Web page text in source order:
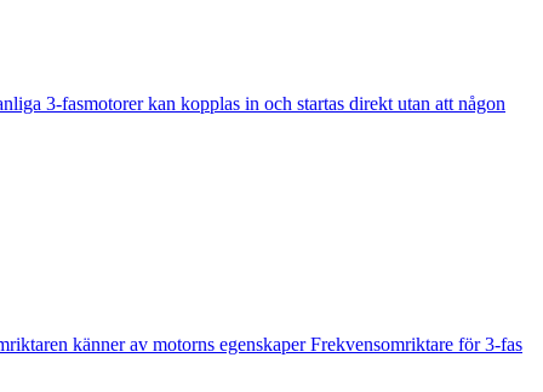
3-fasmotorer kan kopplas in och startas direkt utan att någon
känner av motorns egenskaper Frekvensomriktare för 3-fas